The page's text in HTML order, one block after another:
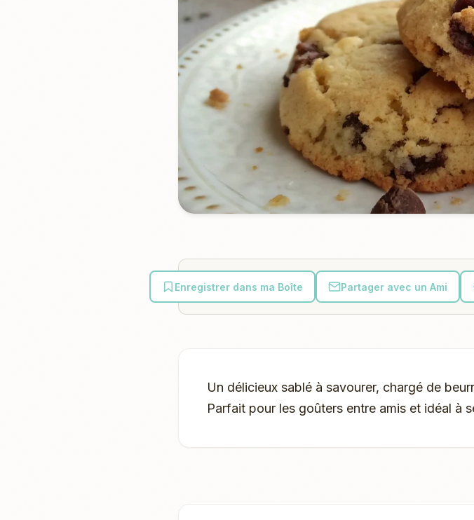
Enregistrer dans ma Boîte Partager avec un Ami
Un délicieux sablé à savourer, chargé de
Parfait pour les goûters entre amis et idéal à